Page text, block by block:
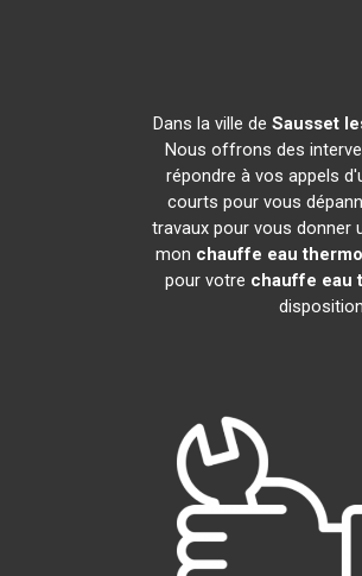
Dans la ville de Sausset
Nous offrons des
répondre à vos appels
courts pour vous
travaux pour vous
mon chauffe eau
pour votre chauffe eau